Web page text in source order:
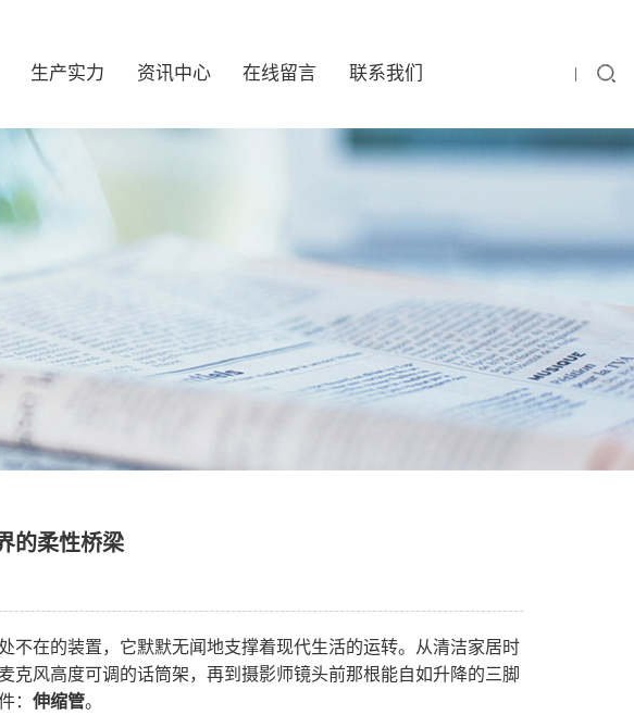
生产实力 资讯中心 在线留言 联系我们
的柔性桥梁
不在的装置，它默默无闻地支撑着现代生活的运转。从清洁家居时
克风高度可调的话筒架，再到摄影师镜头前那根能自如升降的三脚
伸缩管。